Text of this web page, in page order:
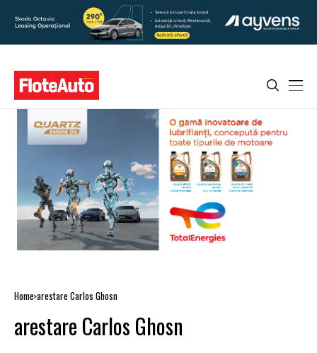
Home arestare Carlos Ghosn
arestare Carlos Ghosn